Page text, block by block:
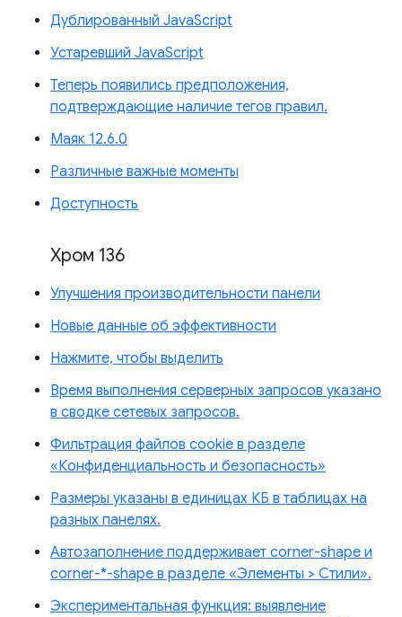
Дублированный JavaScript
Устаревший JavaScript
Теперь появились предположения,
подтверждающие наличие тегов правил.
Маяк 12.6.0
Различные важные моменты
Доступность
Хром 136
Улучшения производительности панели
Новые данные об эффективности
Нажмите, чтобы выделить
Время выполнения серверных запросов указано
в сводке сетевых запросов.
Фильтрация файлов cookie в разделе
«Конфиденциальность и безопасность»
Размеры указаны в единицах КБ в таблицах на
разных панелях.
Автозаполнение поддерживает corner-shape и
corner-*-shape в разделе «Элементы > Стили».
Экспериментальная функция: выявление